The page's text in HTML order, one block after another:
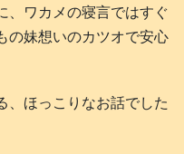
、ワカメの寝言ではすぐ
の妹想いのカツオで安心
、ほっこりなお話でした